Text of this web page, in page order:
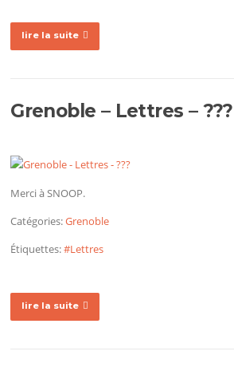
lire la suite
Grenoble – Lettres – ???
Merci à SNOOP.
Catégories:Grenoble
Étiquettes:#Lettres
lire la suite